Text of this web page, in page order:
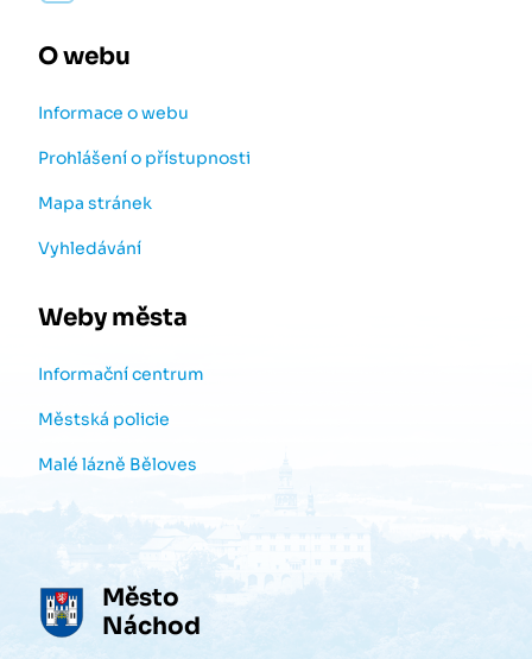
O webu
Informace o webu
Prohlášení o přístupnosti
Mapa stránek
Vyhledávání
Weby města
Informační centrum
Městská policie
Malé lázně Běloves
Město
Náchod